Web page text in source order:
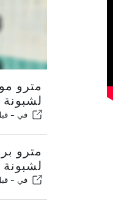
مترو
لشبونة
في - قبل 16
مترو
لشبونة
في -